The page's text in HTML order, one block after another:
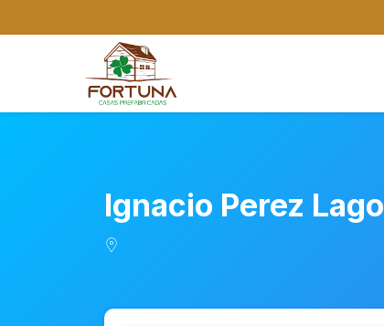
Ignacio Perez Lago